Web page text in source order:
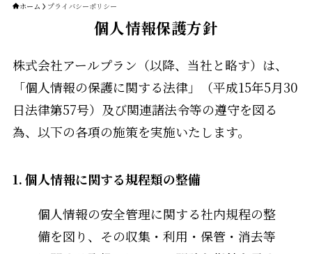
ホーム プライバシーポリシー
個人情報保護方針
株式会社アールプラン（以降、当社と略す）は、
「個人情報の保護に関する法律」（平成15年5月30
日法律第57号）及び関連諸法令等の遵守を図る
為、以下の各項の施策を実施いたします。
1.個人情報に関する規程類の整備
個人情報の安全管理に関する社内規程の整
備を図り、その収集・利用・保管・消去等